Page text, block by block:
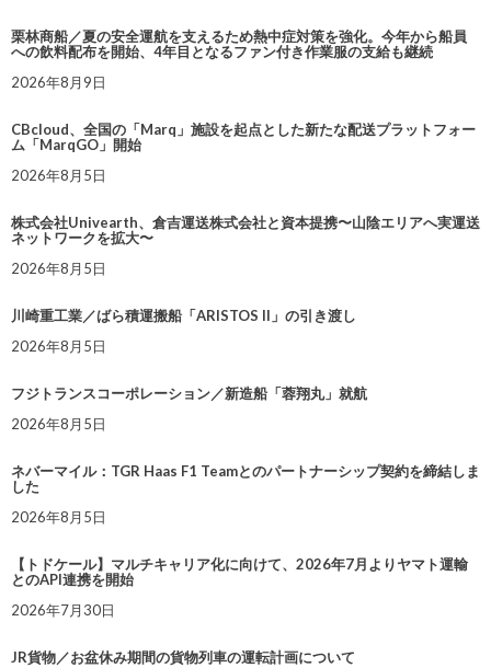
栗林商船／夏の安全運航を支えるため熱中症対策を強化。今年から船員
への飲料配布を開始、4年目となるファン付き作業服の支給も継続
2026年8月9日
CBcloud、全国の「Marq」施設を起点とした新たな配送プラットフォー
ム「MarqGO」開始
2026年8月5日
株式会社Univearth、倉吉運送株式会社と資本提携〜山陰エリアへ実運送
ネットワークを拡大〜
2026年8月5日
川崎重工業／ばら積運搬船「ARISTOS II」の引き渡し
2026年8月5日
フジトランスコーポレーション／新造船「蓉翔丸」就航
2026年8月5日
ネバーマイル：TGR Haas F1 Teamとのパートナーシップ契約を締結しま
した
2026年8月5日
【トドケール】マルチキャリア化に向けて、2026年7月よりヤマト運輸
とのAPI連携を開始
2026年7月30日
JR貨物／お盆休み期間の貨物列車の運転計画について